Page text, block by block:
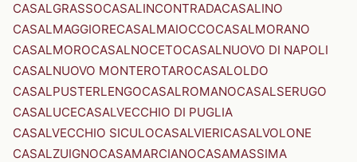
CASALGRASSOCASALINCONTRADACASALINO
CASALMAGGIORECASALMAIOCCOCASALMORANO
CASALMOROCASALNOCETOCASALNUOVO DI NAPOLI
CASALNUOVO MONTEROTAROCASALOLDO
CASALPUSTERLENGOCASALROMANOCASALSERUGO
CASALUCECASALVECCHIO DI PUGLIA
CASALVECCHIO SICULOCASALVIERICASALVOLONE
CASALZUIGNOCASAMARCIANOCASAMASSIMA